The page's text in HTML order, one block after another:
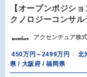
【オープンポジシ
クノロジーコンサ
アクセンチュア株
450万円～2499万円
北
県 / 大阪府 / 福岡県